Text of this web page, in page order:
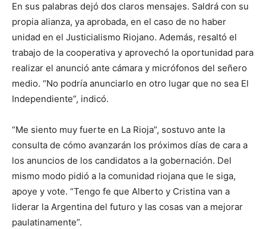
En sus palabras dejó dos claros mensajes. Saldrá con su
propia alianza, ya aprobada, en el caso de no haber
unidad en el Justicialismo Riojano. Además, resaltó el
trabajo de la cooperativa y aprovechó la oportunidad para
realizar el anunció ante cámara y micrófonos del señero
medio. “No podría anunciarlo en otro lugar que no sea El
Independiente”, indicó.
“Me siento muy fuerte en La Rioja”, sostuvo ante la
consulta de cómo avanzarán los próximos días de cara a
los anuncios de los candidatos a la gobernación. Del
mismo modo pidió a la comunidad riojana que le siga,
apoye y vote. “Tengo fe que Alberto y Cristina van a
liderar la Argentina del futuro y las cosas van a mejorar
paulatinamente”.